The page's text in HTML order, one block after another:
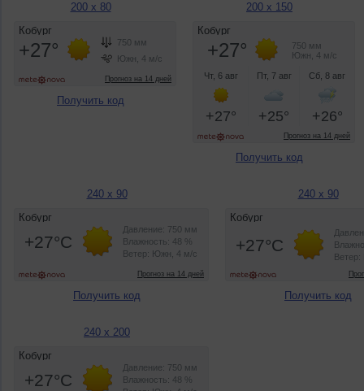
200 x 80
Получить код
200 x 150
Получить код
240 x 90
Получить код
240 x 90
Получить код
240 x 200